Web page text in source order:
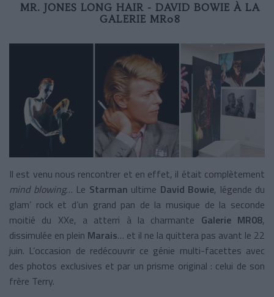
MR. JONES LONG HAIR - DAVID BOWIE À LA
GALERIE MR08
Il est venu nous rencontrer et en effet, il était complètement
mind blowing… Le Starman ultime David Bowie, légende du
glam’ rock et d’un grand pan de la musique de la seconde
moitié du XXe, a atterri à la charmante Galerie MR08,
dissimulée en plein Marais… et il ne la quittera pas avant le 22
juin. L’occasion de redécouvrir ce génie multi-facettes avec
des photos exclusives et par un prisme original : celui de son
frère Terry.